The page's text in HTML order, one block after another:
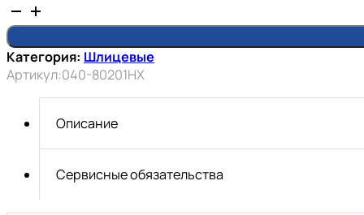
Количество
товара
MACTAK
Отвёртка
шлицевая
8.0х200
пластиковом
держателе
Категория: Шлицевые
Артикул:040-80201НX
Описание
Сервисные обязательства